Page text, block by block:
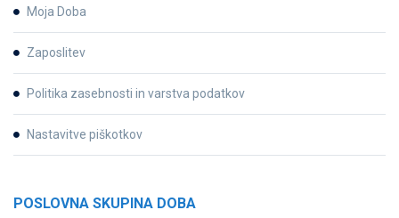
Moja Doba
Zaposlitev
Politika zasebnosti in varstva podatkov
Nastavitve piškotkov
POSLOVNA SKUPINA DOBA